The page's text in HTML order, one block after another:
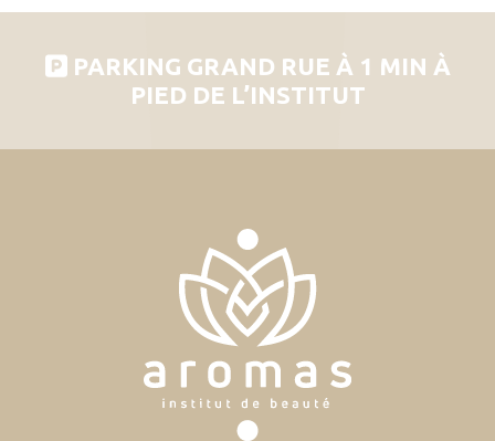
PARKING GRAND RUE À 1 MIN À
PIED DE L’INSTITUT